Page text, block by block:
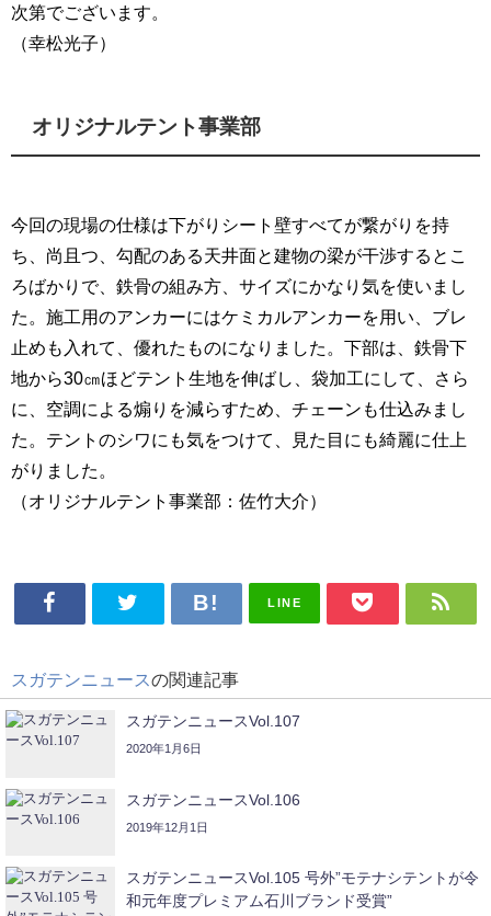
次第でございます。
（幸松光子）
オリジナルテント事業部
今回の現場の仕様は下がりシート壁すべてが繋がりを持
ち、尚且つ、勾配のある天井面と建物の梁が干渉するとこ
ろばかりで、鉄骨の組み方、サイズにかなり気を使いまし
た。施工用のアンカーにはケミカルアンカーを用い、ブレ
止めも入れて、優れたものになりました。下部は、鉄骨下
地から30㎝ほどテント生地を伸ばし、袋加工にして、さら
に、空調による煽りを減らすため、チェーンも仕込みまし
た。テントのシワにも気をつけて、見た目にも綺麗に仕上
がりました。
（オリジナルテント事業部：佐竹大介）
LINE
スガテンニュースの関連記事
スガテンニュースVol.107
2020年1月6日
スガテンニュースVol.106
2019年12月1日
スガテンニュースVol.105 号外”モテナシテントが令
和元年度プレミアム石川ブランド受賞”